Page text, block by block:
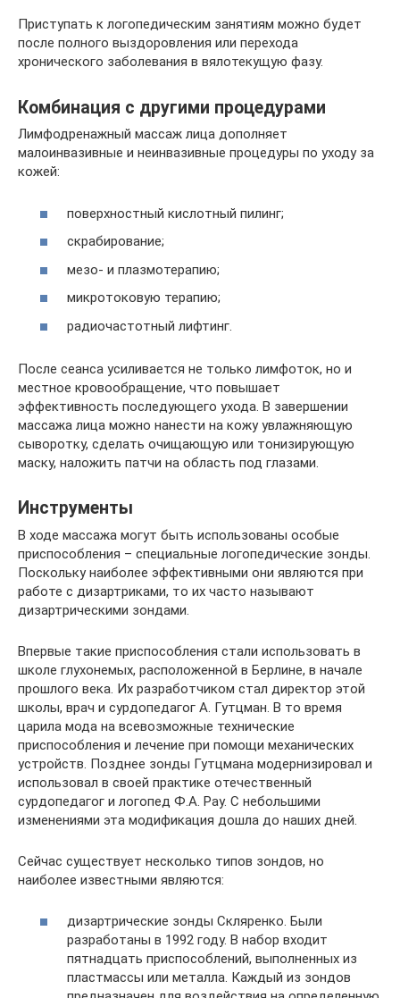
Приступать к логопедическим занятиям можно будет
после полного выздоровления или перехода
хронического заболевания в вялотекущую фазу.
Комбинация с другими процедурами
Лимфодренажный массаж лица дополняет
малоинвазивные и неинвазивные процедуры по уходу за
кожей:
поверхностный кислотный пилинг;
скрабирование;
мезо- и плазмотерапию;
микротоковую терапию;
радиочастотный лифтинг.
После сеанса усиливается не только лимфоток, но и
местное кровообращение, что повышает
эффективность последующего ухода. В завершении
массажа лица можно нанести на кожу увлажняющую
сыворотку, сделать очищающую или тонизирующую
маску, наложить патчи на область под глазами.
Инструменты
В ходе массажа могут быть использованы особые
приспособления – специальные логопедические зонды.
Поскольку наиболее эффективными они являются при
работе с дизартриками, то их часто называют
дизартрическими зондами.
Впервые такие приспособления стали использовать в
школе глухонемых, расположенной в Берлине, в начале
прошлого века. Их разработчиком стал директор этой
школы, врач и сурдопедагог А. Гутцман. В то время
царила мода на всевозможные технические
приспособления и лечение при помощи механических
устройств. Позднее зонды Гутцмана модернизировал и
использовал в своей практике отечественный
сурдопедагог и логопед Ф.А. Рау. С небольшими
изменениями эта модификация дошла до наших дней.
Сейчас существует несколько типов зондов, но
наиболее известными являются:
дизартрические зонды Скляренко. Были
разработаны в 1992 году. В набор входит
пятнадцать приспособлений, выполненных из
пластмассы или металла. Каждый из зондов